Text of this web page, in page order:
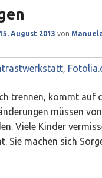
15. August 2013 von
trennen, kommt auf
müssen
Viele Kinder
Sie machen sich
– Neubeginn.